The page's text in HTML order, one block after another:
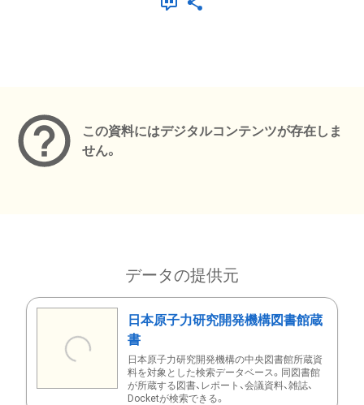
この資料にはデジタルコンテンツが存在しま
せん。
データの提供元
日本原子力研究開発機構図書館蔵
書
日本原子力研究開発機構の中央図書館所蔵資
料を対象とした検索データベース。同図書館
が所蔵する図書、レポート、会議資料、雑誌、
Docketが検索できる。